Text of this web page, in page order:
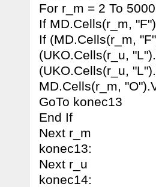
For r_m = 2 To 5000
If MD.Cells(r_m,
If (MD.Cells(r_m,
(UKO.Cells(r_u,
(UKO.Cells(r_u,
MD.Cells(r_m,
GoTo konec13
End If
Next r_m
konec13:
Next r_u
konec14: